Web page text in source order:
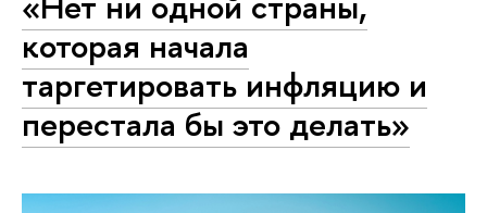
которая начала
таргетировать инфляцию и
перестала бы это делать»